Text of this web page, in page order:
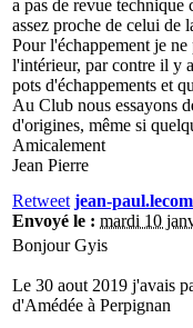
a pas de revue technique
assez proche de celui de
Pour l'échappement je
l'intérieur, par contre il y
pots d'échappements et
Au Club nous essayons
d'origines, même si
Amicalement
Jean Pierre
Retweet jean-
Envoyé le : mardi 10
Bonjour Gyis
Le 30 aout 2019 j'avais
d'Amédée à Perpignan